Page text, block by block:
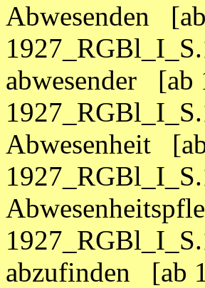
Abwesenden
abwesender [ab
Abwesenheit
abzufinden [ab